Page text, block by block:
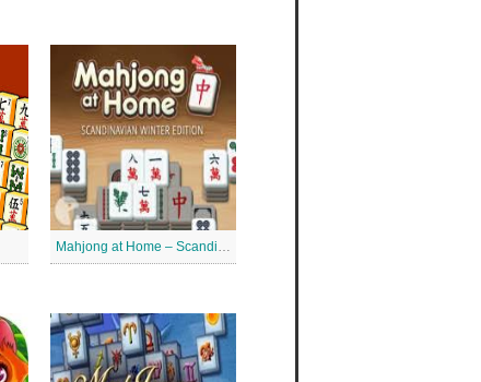
Mahjong at Home – Scandinavian Mahjong